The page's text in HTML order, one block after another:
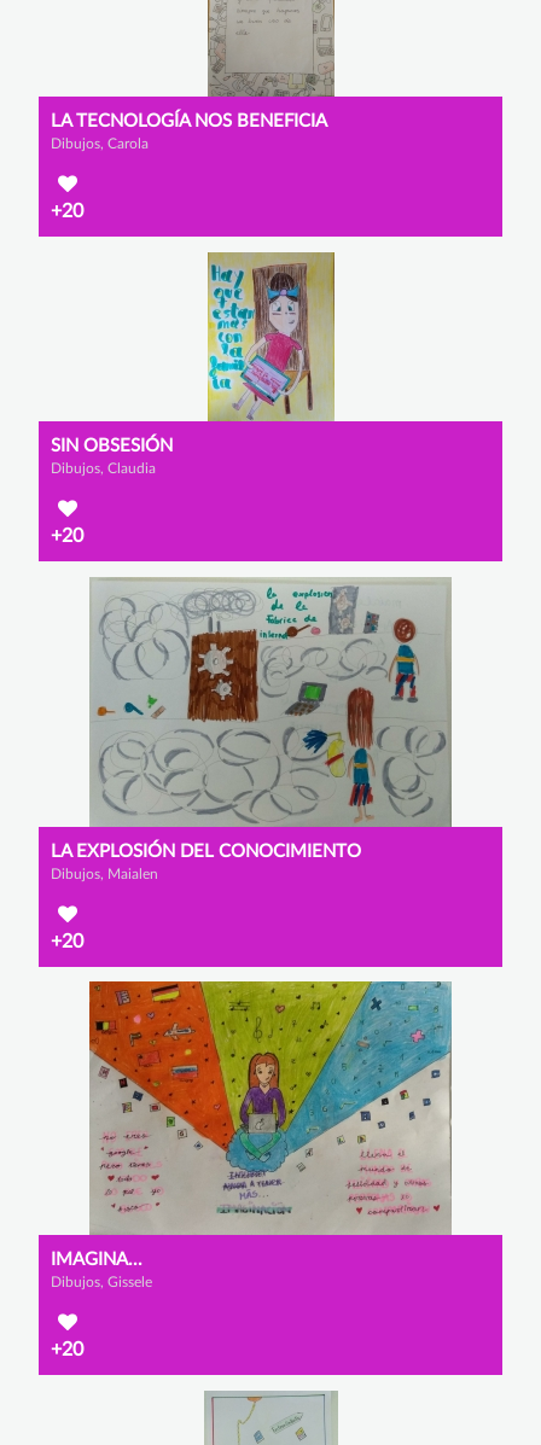
LA TECNOLOGÍA NOS BENEFICIA
Dibujos, Carola
+20
SIN OBSESIÓN
Dibujos, Claudia
+20
LA EXPLOSIÓN DEL CONOCIMIENTO
Dibujos, Maialen
+20
IMAGINA...
Dibujos, Gissele
+20